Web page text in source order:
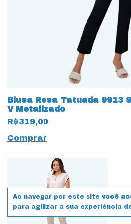
Ao navegar por este site você
para agilizar a sua experiência
Blusa Rosa Tatuada 9913
V Metalizado
R$319,00
Comprar